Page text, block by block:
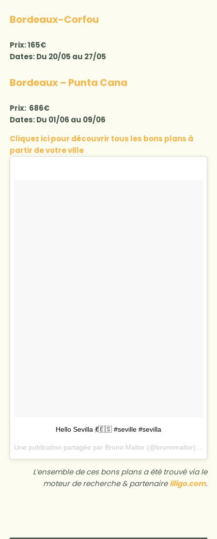
Bordeaux-Corfou
Prix: 165€
Dates: Du 20/05 au 27/05
Bordeaux – Punta Cana
Prix: 686€
Dates: Du 01/06 au 09/06
Cliquez ici pour découvrir tous les bons plans à
partir de votre ville
Hello Sevilla 💃🇪🇸 #seville #sevilla
Une publication partagée par Bruno Maltor (@brunomaltor) le
L’ensemble de ces bons plans a été trouvé via le
moteur de recherche & partenaireliligo.com.